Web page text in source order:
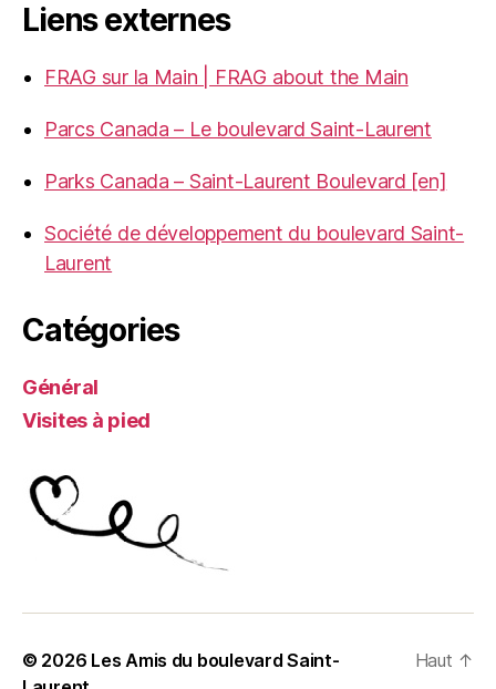
Liens externes
FRAG sur la Main | FRAG about the Main
Parcs Canada – Le boulevard Saint-Laurent
Parks Canada – Saint-Laurent Boulevard [en]
Société de développement du boulevard Saint-
Laurent
Catégories
Général
Visites à pied
© 2026 Les Amis du boulevard Saint-
Haut ↑